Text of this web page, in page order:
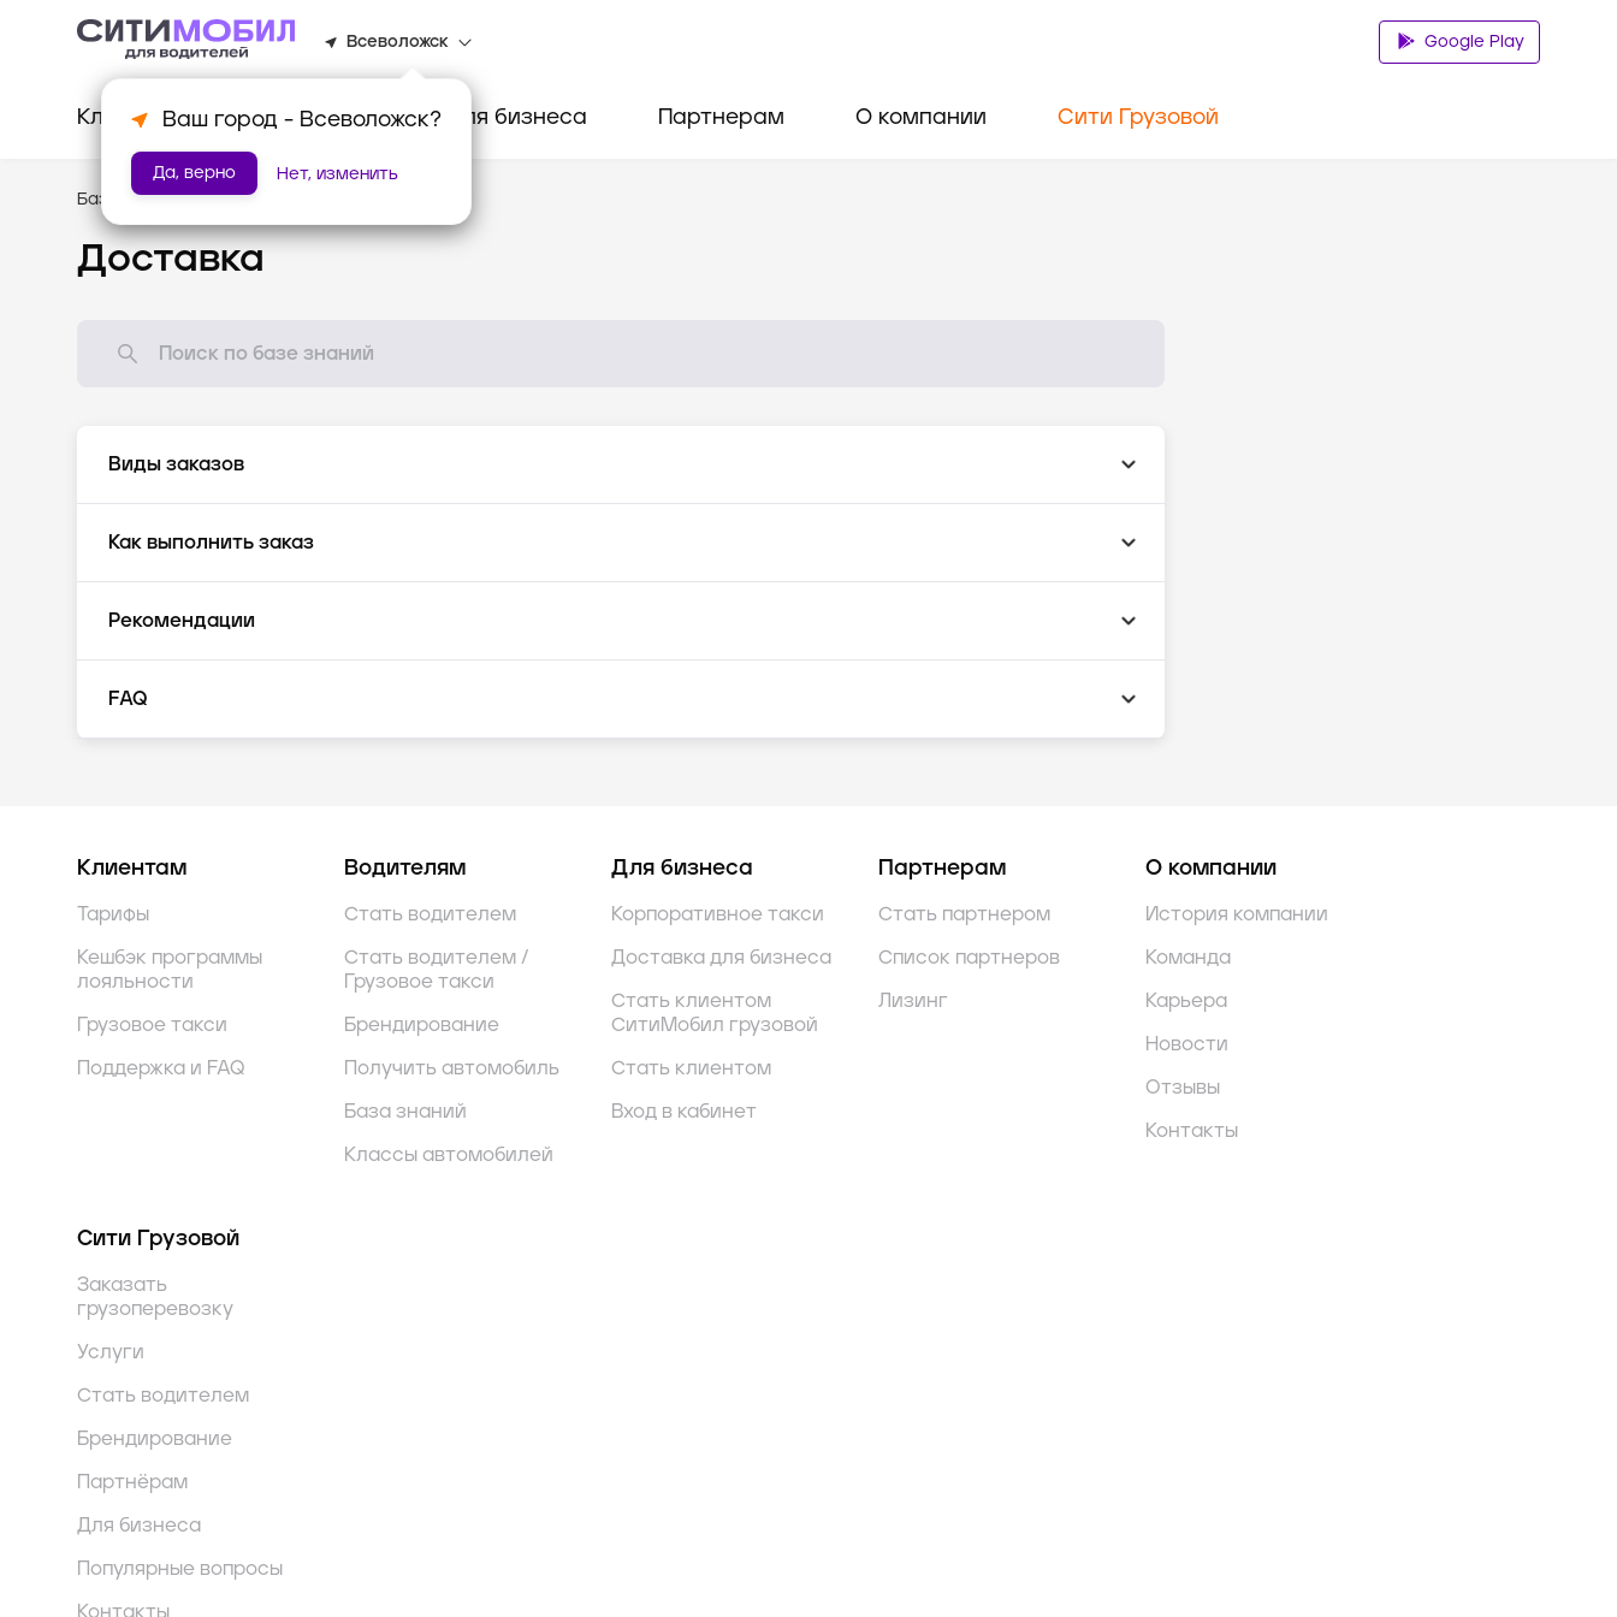
Всеволожск
Ваш город - Всеволожск?
Да, верно Нет, изменить
Google Play
Клиентам Водителям Для бизнеса Партнерам О компании Сити Грузовой
База знаний /Доставка
Доставка
Виды заказов
Как выполнить заказ
Рекомендации
FAQ
Клиентам
Тарифы
Кешбэк программы
лояльности
Грузовое такси
Поддержка и FAQ
Водителям
Стать водителем
Стать водителем /
Грузовое такси
Брендирование
Получить автомобиль
База знаний
Классы автомобилей
Для бизнеса
Корпоративное такси
Доставка для бизнеса
Стать клиентом
СитиМобил грузовой
Стать клиентом
Вход в кабинет
Партнерам
Стать партнером
Список партнеров
Лизинг
О компании
История компании
Команда
Карьера
Новости
Отзывы
Контакты
Сити Грузовой
Заказать
грузоперевозку
Услуги
Стать водителем
Брендирование
Партнёрам
Для бизнеса
Популярные вопросы
Контакты